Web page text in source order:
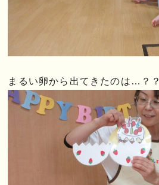
まるい卵から出てきたのは…？？